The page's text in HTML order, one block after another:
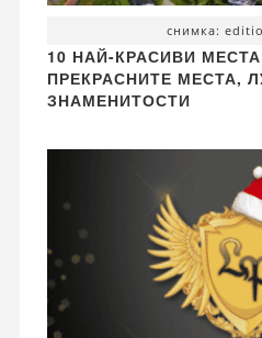
снимка:
10 НАЙ-КРАСИВИ
ПРЕКРАСНИТЕ МЕСТА,
ЗНАМЕНИТОСТИ